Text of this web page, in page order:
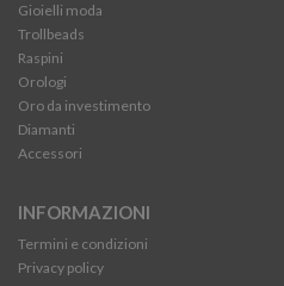
Gioielli moda
Trollbeads
Raspini
Orologi
Oro da investimento
Diamanti
Accessori
INFORMAZIONI
Termini e condizioni
Privacy policy